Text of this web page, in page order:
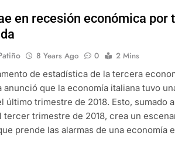
en recesión económica por
8 Years Ago 0
2 Mins
de estadística de la tercera
anunció que la economía italiana tuvo
último trimestre de 2018. Esto, sumado
tercer trimestre de 2018, crea un
prende las alarmas de una economía